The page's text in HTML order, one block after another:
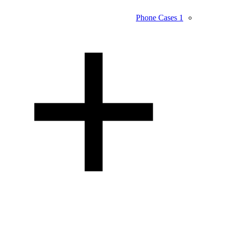
Phone Cases 1